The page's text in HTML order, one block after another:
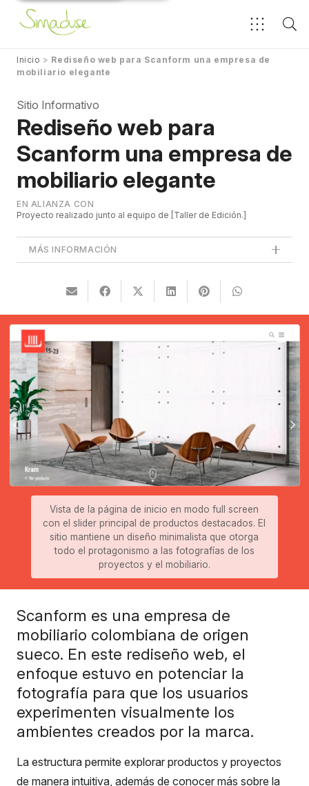
Inicio > Rediseño web para Scanform una empresa de
mobiliario elegante
Sitio Informativo
Rediseño web para
Scanform una empresa de
mobiliario elegante
EN ALIANZA CON
Proyecto realizado junto al equipo de Taller de Edición.
MÁS INFORMACIÓN
Vista de la página de inicio en modo full screen
con el slider principal de productos destacados. El
sitio mantiene un diseño minimalista que otorga
todo el protagonismo a las fotografías de los
proyectos y el mobiliario.
Scanform es una empresa de
mobiliario colombiana de origen
sueco. En este rediseño web, el
enfoque estuvo en potenciar la
fotografía para que los usuarios
experimenten visualmente los
ambientes creados por la marca.
La estructura permite explorar productos y proyectos
de manera intuitiva, además de conocer más sobre la